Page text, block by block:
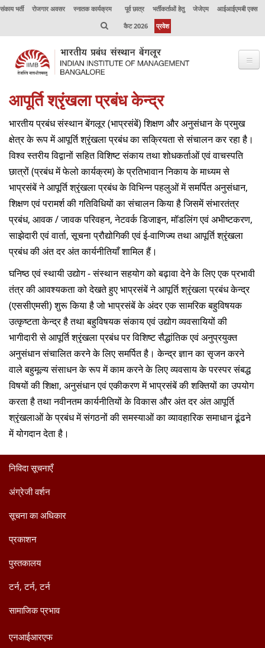
संकाय भर्ती रोजगार अवसर स्नातक कार्यक्रम पूर्व छात्र भर्तीकर्ताओं हेतु जेजेएम
आईआईएमबी एक्स
कैट 2026
प्रवेश
भाप्रसंबें के विषय में
कार्यक्रम
कार्यपालक शिक्षा
उत्कृष्टता केंद्र
संकाय
अनुसंधान
जर्नल
दान
आपूर्ति श्रृंखला प्रबंध केन्‍द्र
भारतीय प्रबंध संस्‍थान बेंगलूर (भाप्रसंबें) शिक्षण और अनुसंधान के प्रमुख
क्षेत्र के रूप में आपूर्ति श्रृंखला प्रबंध का सक्रियता से संचालन कर रहा है।
विश्‍व स्‍तरीय विद्वानों सहित विशिष्‍ट संकाय तथा शोधकर्ताओं एवं वाचस्पति
छात्रों (प्रबंध में फेलो कार्यक्रम) के प्रतिभावान निकाय के माध्‍यम से
भाप्रसंबें ने आपूर्ति श्रृंखला प्रबंध के विभिन्‍न पहलुओं में समर्पित अनुसंधान,
शिक्षण एवं परामर्श की गतिविधियों का संचालन किया है जिसमें संभारतंत्र
प्रबंध, आवक / जावक परिवहन, नेटवर्क डिजाइन, मॉडलिंग एवं अभीष्‍टकरण,
साझेदारी एवं वार्ता, सूचना प्रौद्योगिकी एवं ई-वाणिज्य तथा आपूर्ति श्रृंखला
प्रबंध की अंत दर अंत कार्यनीतियाँ शामिल हैं।
घनिष्‍ठ एवं स्‍थायी उद्योग - संस्‍थान सहयोग को बढ़ावा देने के लिए एक प्रभावी
तंत्र की आवश्‍यकता को देखते हुए भाप्रसंबें ने आपूर्ति श्रृंखला प्रबंध केन्‍द्र
(एससीएमसी) शुरू किया है जो भाप्रसंबें के अंदर एक सामरिक बहुविषयक
उत्‍कृष्‍टता केन्‍द्र है तथा बहुविषयक संकाय एवं उद्योग व्यवसायियों की
भागीदारी से आपूर्ति श्रृंखला प्रबंध पर विशिष्‍ट सैद्धांतिक एवं अनुप्रयुक्‍त
अनुसंधान संचालित करने के लिए समर्पित है। केन्‍द्र ज्ञान का सृजन करने
वाले बहुमूल्‍य संसाधन के रूप में काम करने के लिए व्‍यवसाय के परस्‍पर संबद्ध
विषयों की शिक्षा, अनुसंधान एवं एकीकरण में भाप्रसंबें की शक्तियों का उपयोग
करता है तथा नवीनतम कार्यनीतियों के विकास और अंत दर अंत आपूर्ति
श्रृंखलाओं के प्रबंध में संगठनों की समस्‍याओं का व्‍यावहारिक समाधान ढूंढने
में योगदान देता है।
निविदा सूचनाएँ
अंग्रेजी वर्शन
सूचना का अधिकार
प्रकाशन
पुस्तकालय
टर्न, टर्न, टर्न
सामाजिक प्रभाव
एनआईआरएफ